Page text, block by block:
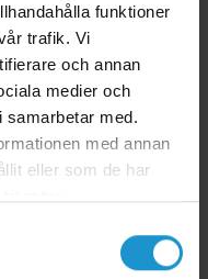
funktioner
trafik. Vi
och annan
medier och
samarbetar med.
med annan
eller som de har